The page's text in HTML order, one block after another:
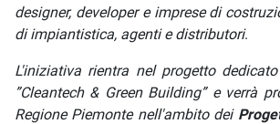
designer, developer e imprese di
di impiantistica, agenti e distributori.
L'iniziativa rientra nel progetto
”Cleantech & Green Building” e verrà
Regione Piemonte nell'ambito dei